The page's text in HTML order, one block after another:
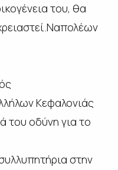
του, θα
Κεφαλονιάς
του οδύνη για το
στην